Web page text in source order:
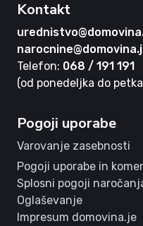
Kontakt
Telefon: 068 / 191 191
(od ponedeljka do
Pogoji uporabe
Varovanje zasebnosti
Pogoji uporabe in
Splosni pogoji
Oglaševanje
Impresum domovina.je